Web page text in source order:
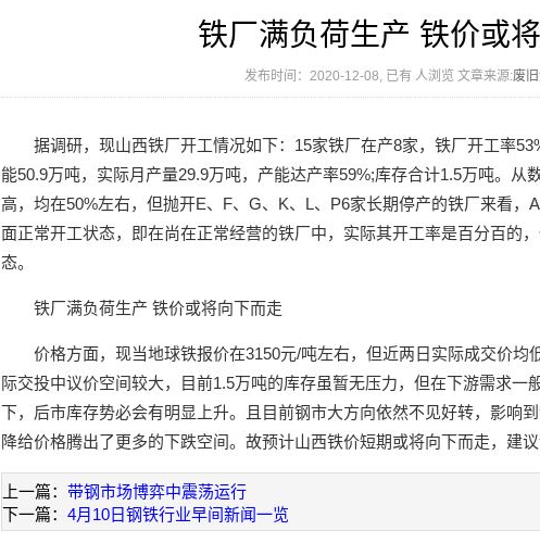
铁厂满负荷生产 铁价或
发布时间：2020-12-08, 已有 人浏览 文章来源:废
据调研，现山西铁厂开工情况如下：15家铁厂在产8家，铁厂开工率
能50.9万吨，实际月产量29.9万吨，产能达产率59%;库存合计1.5万吨。从
高，均在50%左右，但抛开E、F、G、K、L、P6家长期停产的铁厂来看
面正常开工状态，即在尚在正常经营的铁厂中，实际其开工率是百分百的
态。
铁厂满负荷生产 铁价或将向下而走
价格方面，现当地球铁报价在3150元/吨左右，但近两日实际成交价均
际交投中议价空间较大，目前1.5万吨的库存虽暂无压力，但在下游需求一
下，后市库存势必会有明显上升。且目前钢市大方向依然不见好转，影响
降给价格腾出了更多的下跌空间。故预计山西铁价短期或将向下而走，建议
上一篇： 带钢市场博弈中震荡运行
下一篇： 4月10日钢铁行业早间新闻一览